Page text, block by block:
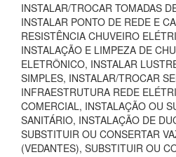
INSTALAR/TROCAR TOMADAS
INSTALAR PONTO DE REDE E
RESISTÊNCIA CHUVEIRO
INSTALAÇÃO E LIMPEZA DE
ELETRÔNICO, INSTALAR
SIMPLES, INSTALAR/TROCAR
INFRAESTRUTURA REDE
COMERCIAL, INSTALAÇÃO OU
SANITÁRIO, INSTALAÇÃO DE
SUBSTITUIR OU CONSERTAR
(VEDANTES), SUBSTITUIR OU